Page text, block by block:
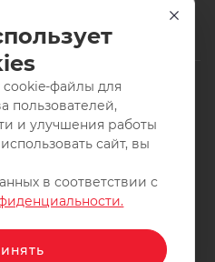
спортивных товаров
офертой. Все права
материалов и фотографий
cookie-файлы для
пользователей,
и улучшения работы
сайт, вы
в соответствии с